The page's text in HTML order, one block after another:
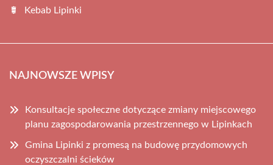
Kebab Lipinki
NAJNOWSZE WPISY
Konsultacje społeczne dotyczące zmiany miejscowego
planu zagospodarowania przestrzennego w Lipinkach
Gmina Lipinki z promesą na budowę przydomowych
oczyszczalni ścieków